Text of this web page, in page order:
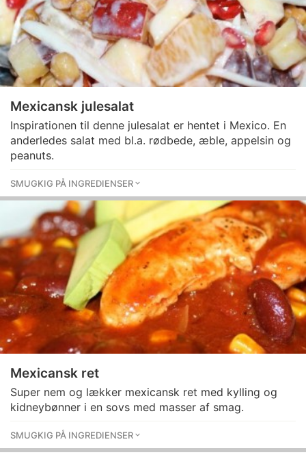
Mexicansk julesalat
Inspirationen til denne julesalat er hentet i Mexico. En
anderledes salat med bl.a. rødbede, æble, appelsin og
peanuts.
SMUGKIG PÅ INGREDIENSER
Mexicansk ret
Super nem og lækker mexicansk ret med kylling og
kidneybønner i en sovs med masser af smag.
SMUGKIG PÅ INGREDIENSER